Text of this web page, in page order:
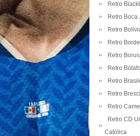
Retro
Retro Boca
Retro
Retro
Retro
Retro
Retro
Retro
Retro
Retro CD
Católica